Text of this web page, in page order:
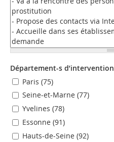
Département-s d’intervention
Paris (75)
Seine-et-Marne (77)
Yvelines (78)
Essonne (91)
Hauts-de-Seine (92)